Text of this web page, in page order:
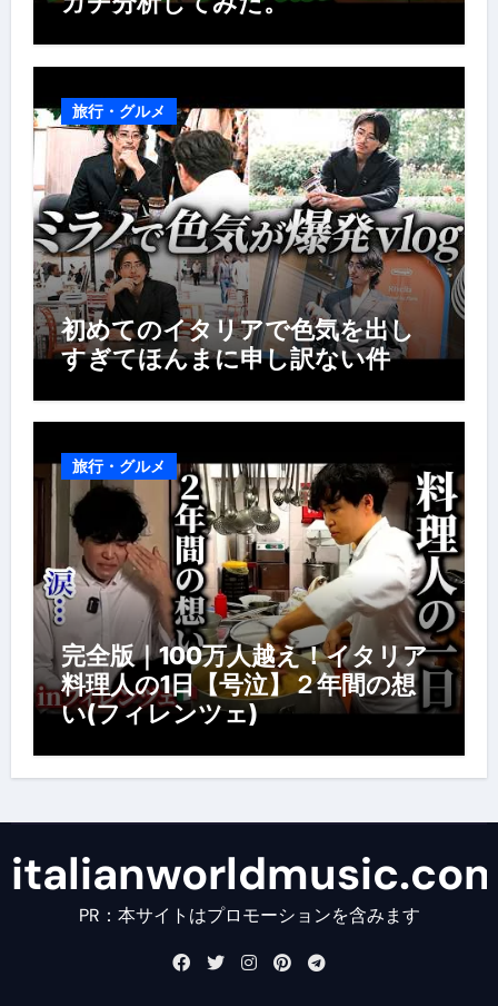
旅行・グルメ
初めてのイタリアで色気を出し
すぎてほんまに申し訳ない件
旅行・グルメ
完全版｜100万人越え！イタリア
料理人の1日【号泣】２年間の想
い(フィレンツェ)
PR：本サイトはプロモーションを含みます